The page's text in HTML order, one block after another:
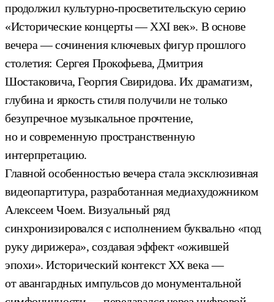
продолжил культурно-просветительскую серию
«Исторические концерты — XXI век». В основе
вечера — сочинения ключевых фигур прошлого
столетия: Сергея Прокофьева, Дмитрия
Шостаковича, Георгия Свиридова. Их драматизм,
глубина и яркость стиля получили не только
безупречное музыкальное прочтение,
но и современную пространственную
интерпретацию.
Главной особенностью вечера стала эксклюзивная
видеопартитура, разработанная медиахудожником
Алексеем Чоем. Визуальный ряд
синхронизировался с исполнением буквально «под
руку дирижера», создавая эффект «ожившей
эпохи». Исторический контекст XX века —
от авангардных импульсов до монументальной